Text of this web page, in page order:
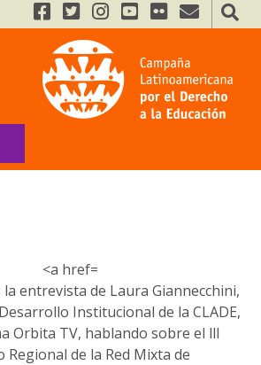
entrevista de Laura Giannecchini,
Institucional de la CLADE,
Orbita TV, hablando sobre el lll
Regional de la Red Mixta de